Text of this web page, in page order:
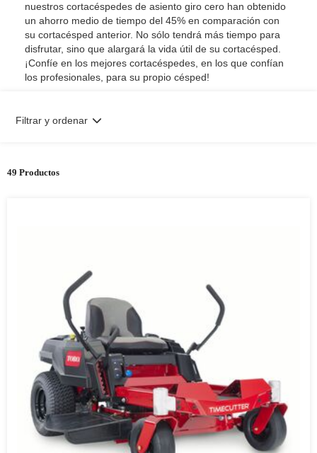
nuestros cortacéspedes de asiento giro cero han obtenido
un ahorro medio de tiempo del 45% en comparación con
su cortacésped anterior. No sólo tendrá más tiempo para
disfrutar, sino que alargará la vida útil de su cortacésped.
¡Confíe en los mejores cortacéspedes, en los que confían
los profesionales, para su propio césped!
49 Productos
Filtrar y ordenar